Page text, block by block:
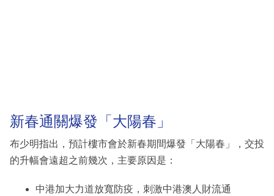
新春通關爆發「大陽春」
布少明指出，預計樓市會於新春期間爆發「大陽春」，交投
的升幅會遠超之前幾次，主要原因是：
中港加大力道放寬防疫，刺激中港澳人財流通